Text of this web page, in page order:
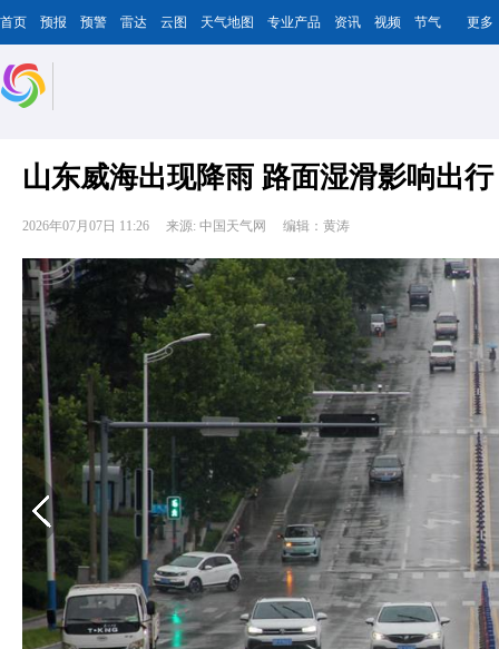
首页 预报 预警 雷达 云图 天气地图 专业产品 资讯 视频 节气 更多
山东威海出现降雨 路面湿滑影响出行
2026年07月07日 11:26 来源: 中国天气网 编辑：黄涛